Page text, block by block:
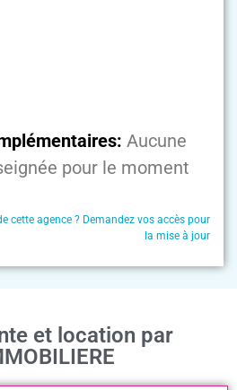
Aucune
pour le moment
cette agence ? Demandez vos accès pour
la mise à jour
et location par